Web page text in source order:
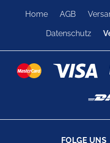
Home AGB
Datenschutz
FOLGE UNS